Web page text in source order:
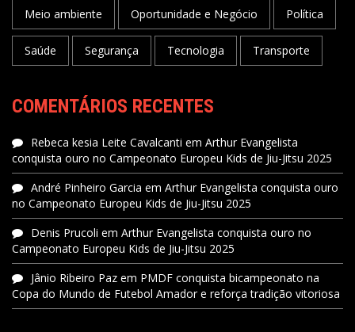
Meio ambiente Oportunidade e Negócio Política
Saúde Segurança Tecnologia Transporte
COMENTÁRIOS RECENTES
Rebeca kesia Leite Cavalcanti em Arthur Evangelista
conquista ouro no Campeonato Europeu Kids de Jiu-Jitsu 2025
André Pinheiro Garcia em Arthur Evangelista conquista ouro
no Campeonato Europeu Kids de Jiu-Jitsu 2025
Denis Prucoli em Arthur Evangelista conquista ouro no
Campeonato Europeu Kids de Jiu-Jitsu 2025
Jânio Ribeiro Paz em PMDF conquista bicampeonato na
Copa do Mundo de Futebol Amador e reforça tradição vitoriosa